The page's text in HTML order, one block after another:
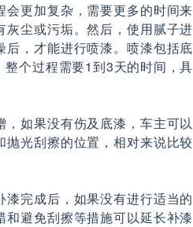
更加复杂，需要更多的时间来
尘或污垢。然后，使用腻子进
，才能进行喷漆。喷漆包括底
个过程需要1到3天的时间，具
如果没有伤及底漆，车主可以
光刮擦的位置，相对来说比较
完成后，如果没有进行适当的
避免刮擦等措施可以延长补漆